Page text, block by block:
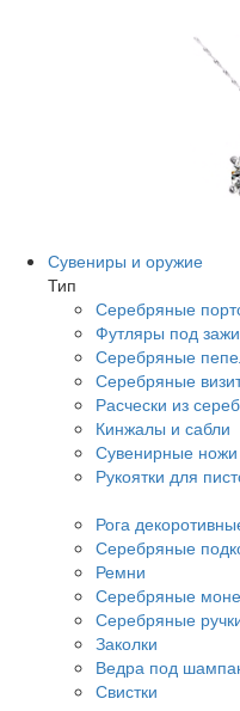
Сувениры и оружие
Тип
Серебряные
Футляры под
Серебряные
Серебряные
Расчески из
Кинжалы и сабли
Сувенирные ножи
Рукоятки для
Рога
Серебряные
Ремни
Серебряные
Серебряные
Заколки
Ведра под
Свистки